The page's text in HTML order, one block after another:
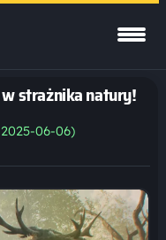
strażnika natury!
06-06)